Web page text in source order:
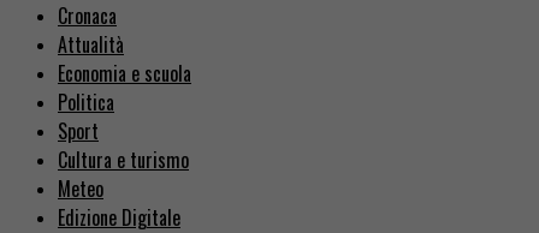
Cronaca
Attualità
Economia e scuola
Politica
Sport
Cultura e turismo
Meteo
Edizione Digitale